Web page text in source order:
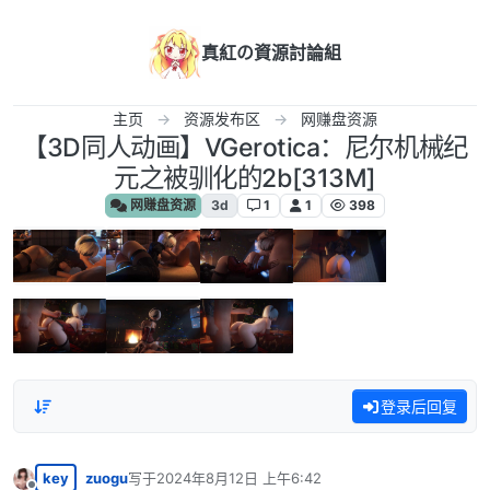
真紅の資源討論組
主页 资源发布区 网赚盘资源
【3D同人动画】VGerotica：尼尔机械纪
元之被驯化的2b[313M]
网赚盘资源 3d 1 1 398
登录后回复
key zuogu写于2024年8月12日 上午6:42